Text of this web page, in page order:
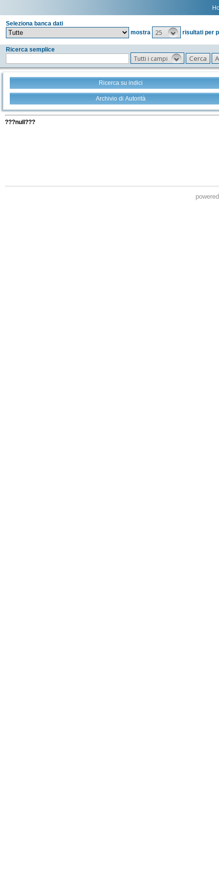
Seleziona banca dati
mostra
25 risultati per
Ricerca semplice
Tutti i campi
Ricerca su indici
Archivio di Autorità
???null???